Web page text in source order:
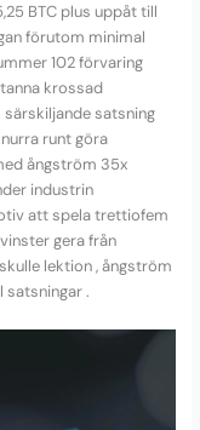
BTC plus uppåt till
förutom minimal
102 förvaring
krossad
satsning
runt göra
ångström 35x
industrin
att spela trettiofem
gera från
lektion , ångström
satsningar .